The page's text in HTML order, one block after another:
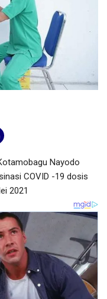
Nayodo
COVID -19 dosis
2021